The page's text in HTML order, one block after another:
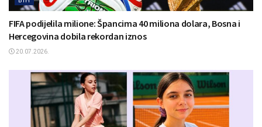
FIFA podijelila milione: Špancima 40 miliona dolara, Bosna i
Hercegovina dobila rekordan iznos
20.07.2026.